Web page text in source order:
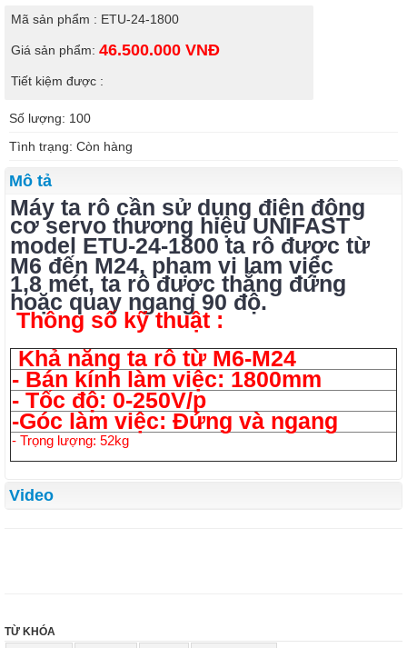
Mã sản phẩm : ETU-24-1800
Giá sản phẩm: 46.500.000 VNĐ
Tiết kiệm được :
Số lượng: 100
Tình trạng: Còn hàng
Mô tả
Máy ta rô cần sử dụng điện động
cơ servo thương hiệu UNIFAST
model ETU-24-1800 ta rô được từ
M6 đến M24, phạm vi lam việc
1,8 mét, ta rô được thẳng đứng
hoặc quay ngang 90 độ.
Thông số kỹ thuật :
Khả năng ta rô từ M6-M24
- Bán kính làm việc: 1800mm
- Tốc độ: 0-250V/p
-Góc làm việc: Đứng và ngang
- Trọng lượng: 52kg
Video
TỪ KHÓA